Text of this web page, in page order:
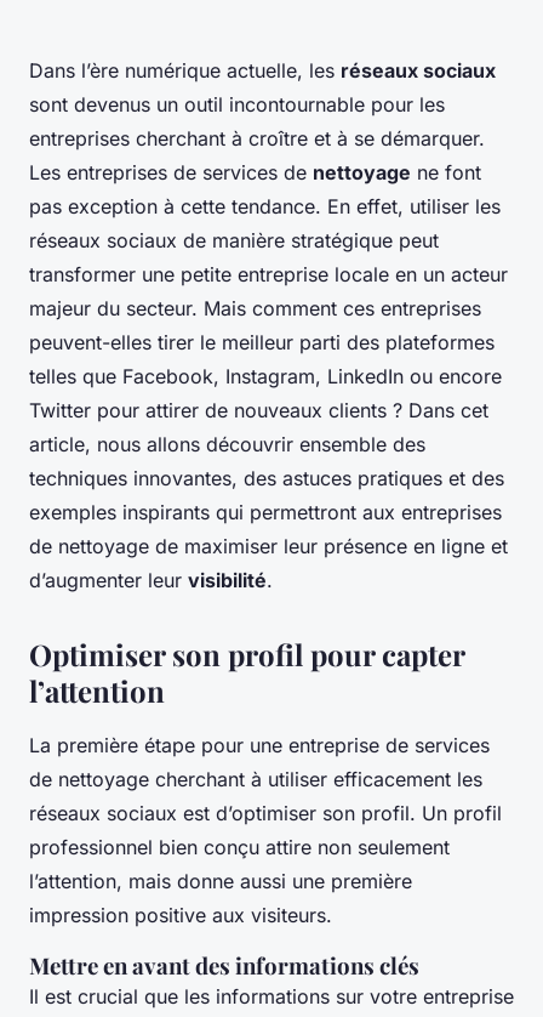
Dans l’ère numérique actuelle, les réseaux sociaux
sont devenus un outil incontournable pour les
entreprises cherchant à croître et à se démarquer.
Les entreprises de services de nettoyage ne font
pas exception à cette tendance. En effet, utiliser les
réseaux sociaux de manière stratégique peut
transformer une petite entreprise locale en un acteur
majeur du secteur. Mais comment ces entreprises
peuvent-elles tirer le meilleur parti des plateformes
telles que Facebook, Instagram, LinkedIn ou encore
Twitter pour attirer de nouveaux clients ? Dans cet
article, nous allons découvrir ensemble des
techniques innovantes, des astuces pratiques et des
exemples inspirants qui permettront aux entreprises
de nettoyage de maximiser leur présence en ligne et
d’augmenter leur visibilité.
Optimiser son profil pour capter
l’attention
La première étape pour une entreprise de services
de nettoyage cherchant à utiliser efficacement les
réseaux sociaux est d’optimiser son profil. Un profil
professionnel bien conçu attire non seulement
l’attention, mais donne aussi une première
impression positive aux visiteurs.
Mettre en avant des informations clés
Il est crucial que les informations sur votre entreprise